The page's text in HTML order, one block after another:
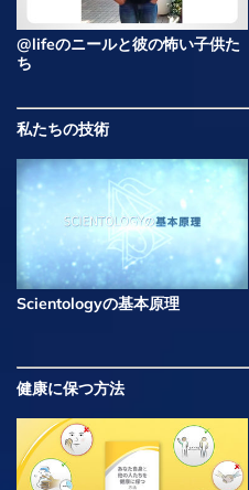
@lifeのニールと彼の怖い子供た
ち
私たちの技術
Scientologyの基本原理
健康に保つ方法